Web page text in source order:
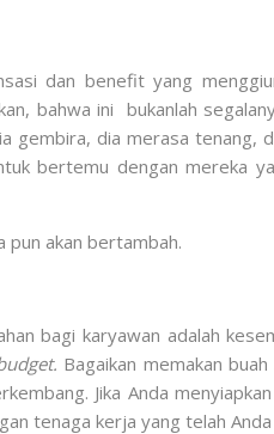
dan benefit yang
bahwa ini bukanlah
gembira, dia merasa tenang,
bertemu dengan mereka
akan bertambah.
bagi karyawan adalah
Bagaikan memakan
Jika Anda menyiapkan
tenaga kerja yang telah